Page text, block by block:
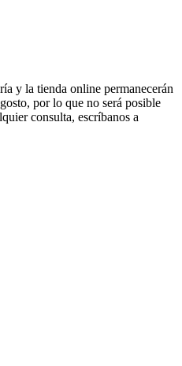
y la tienda online permanecerán
por lo que no será posible
consulta, escríbanos a